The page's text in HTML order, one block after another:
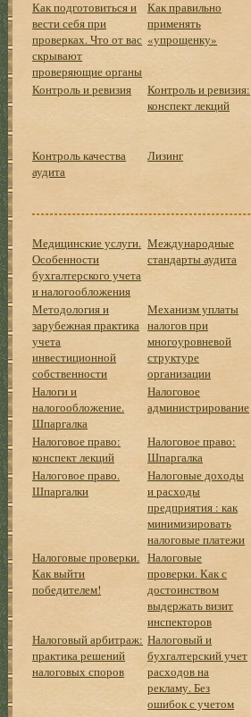
Как подготовиться и
вести себя при
проверках. Что от вас
скрывают
проверяющие органы
Как правильно
применять
«упрощенку»
Контроль и ревизия
Контроль и ревизия:
конспект лекций
Контроль качества
аудита
Лизинг
Медицинские услуги.
Особенности
бухгалтерского учета
и налогообложения
Международные
стандарты аудита
Методология и
зарубежная практика
учета
инвестиционной
собственности
Механизм уплаты
налогов при
многоуровневой
структуре
организации
Налоги и
налогообложение.
Шпаргалка
Налоговое
администрирование
Налоговое право:
конспект лекций
Налоговое право:
Шпаргалка
Налоговое право.
Шпаргалки
Налоговые доходы
и расходы
предприятия : как
минимизировать
налоговые платежи
Налоговые проверки.
Как выйти
победителем!
Налоговые
проверки. Как с
достоинством
выдержать визит
инспекторов
Налоговый арбитраж:
практика решений
налоговых споров
Налоговый и
бухгалтерский учет
расходов на
рекламу. Без
ошибок с учетом